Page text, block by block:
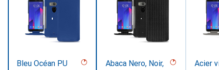
Bleu Océan PU
Abaca Nero, Noir,
Acier